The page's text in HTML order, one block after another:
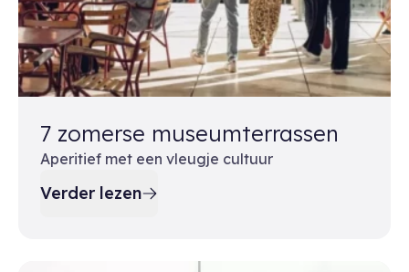
7 zomerse museumterrassen
Aperitief met een vleugje cultuur
Verder lezen